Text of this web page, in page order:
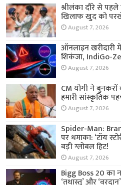
श्रीलंका दौरे से
खिलाफ खुद को
August 7, 2026
ऑनलाइन खरीदारी में
शिकंजा, IndiGo-
August 7, 2026
CM योगी ने
हमारी सांस्कृतिक
August 7, 2026
Spider-Man:
पर धमाका: ‘टॉय
बड़ी ग्लोबल हिट!
August 7, 2026
Bigg Boss 20 का